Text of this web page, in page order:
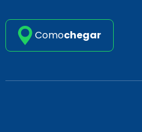
Comochegar